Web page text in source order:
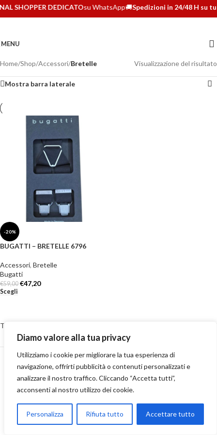
Diamo valore alla tua privacy
Utilizziamo i cookie per migliorare la tua esperienza di
navigazione, offrirti pubblicità o contenuti personalizzati e
analizzare il nostro traffico. Cliccando “Accetta tutti”,
acconsenti al nostro utilizzo dei cookie.
Personalizza Rifiuta tutto Accettare tutto
SHOPPER DEDICATOsu WhatsApp🚚Spedizioni in 24/48 H su
MENU
Home/Shop/Accessori/Bretelle Visualizzazione del risultato
Mostra barra laterale
-20%
BUGATTI – BRETELLE 6796
Accessori, Bretelle
Bugatti
€59,00 €47,20
Scegli
Termini e Condizioni
-Spedizioni-Contatti
2023 Numero70 Boutique S.r.l. Via Medici, 268/270 – 98076 Sant’Agata Militello (ME) –
P.IVA: 03658370832